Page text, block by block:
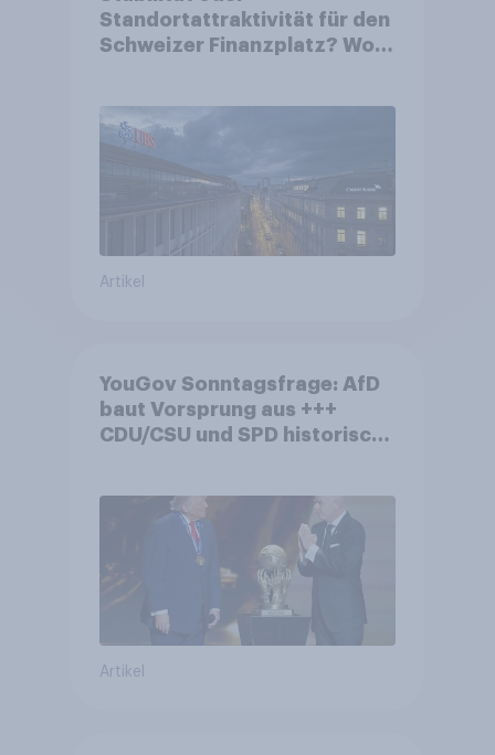
Standortattraktivität für den
Schweizer Finanzplatz? Wo
von Grossbanken steht
Artikel
YouGov Sonntagsfrage: AfD
baut Vorsprung aus +++
CDU/CSU und SPD historisch
Fußball-WM ohne Politik
Artikel